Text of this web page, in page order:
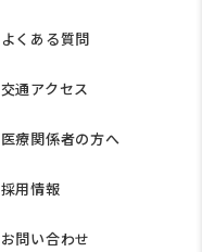
よくある質問
交通アクセス
医療関係者の方へ
採用情報
お問い合わせ